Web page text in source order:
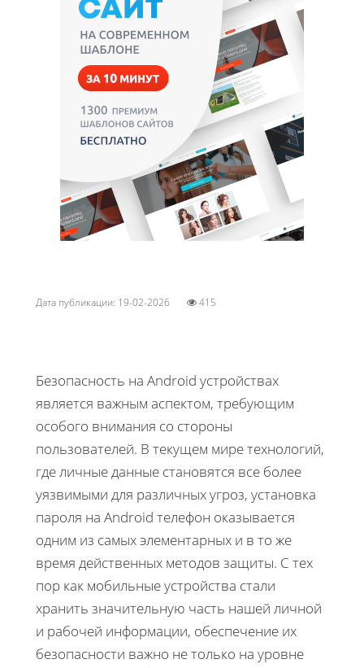
Дата публикации: 19-02-2026 415
Безопасность на Android устройствах
является важным аспектом, требующим
особого внимания со стороны
пользователей. В текущем мире технологий,
где личные данные становятся все более
уязвимыми для различных угроз, установка
пароля на Android телефон оказывается
одним из самых элементарных и в то же
время действенных методов защиты. С тех
пор как мобильные устройства стали
хранить значительную часть нашей личной
и рабочей информации, обеспечение их
безопасности важно не только на уровне